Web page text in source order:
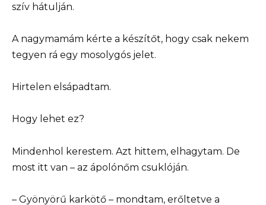
szív hátulján.
A nagymamám kérte a készítőt, hogy csak nekem
tegyen rá egy mosolygós jelet.
Hirtelen elsápadtam.
Hogy lehet ez?
Mindenhol kerestem. Azt hittem, elhagytam. De
most itt van – az ápolónőm csuklóján.
– Gyönyörű karkötő – mondtam, erőltetve a